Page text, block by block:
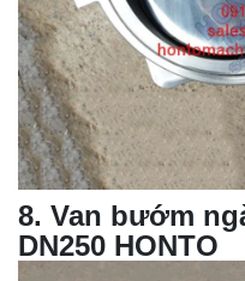
8. Van bướm
DN250 HONTO